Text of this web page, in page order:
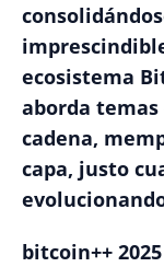
ecosistema
aborda
cadena,
capa, justo
bitcoin++